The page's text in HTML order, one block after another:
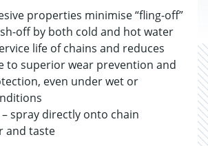
properties minimise “fling-off”
off by both cold and hot water
life of chains and reduces
to superior wear prevention and
even under wet or
– spray directly onto chain
and taste